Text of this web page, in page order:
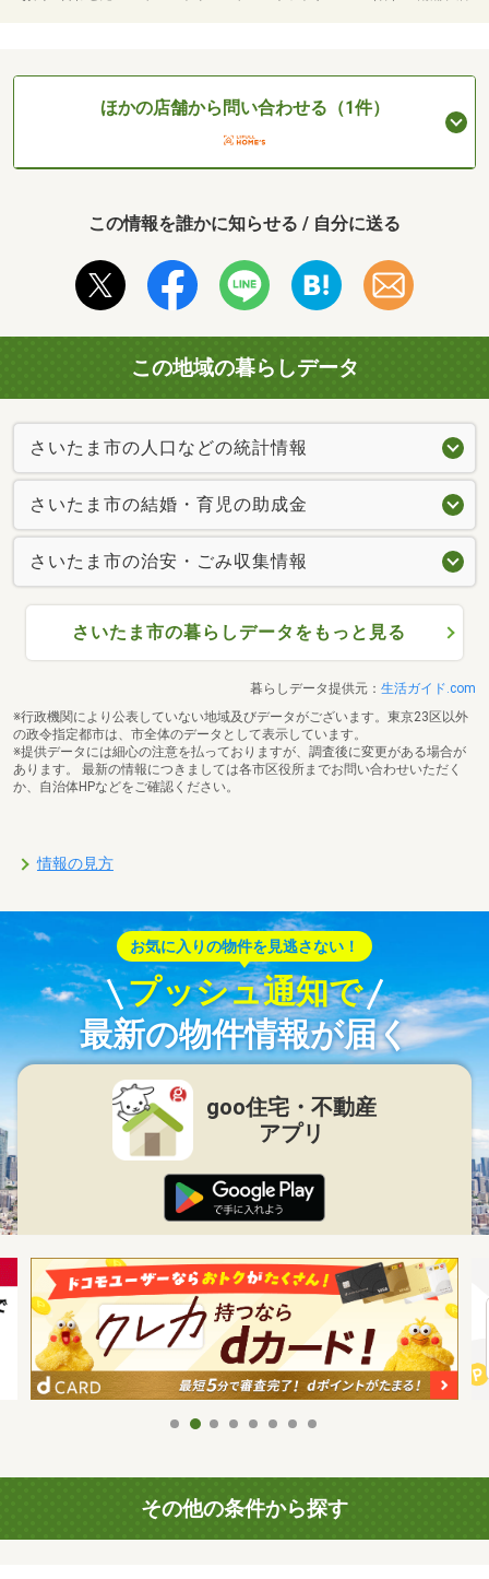
ほかの店舗から問い合わせる（1件）
この情報を誰かに知らせる / 自分に送る
この地域の暮らしデータ
さいたま市の人口などの統計情報
さいたま市の結婚・育児の助成金
さいたま市の治安・ごみ収集情報
さいたま市の暮らしデータをもっと見る
暮らしデータ提供元： 生活ガイド.com
※行政機関により公表していない地域及びデータがございます。東京23区以外
の政令指定都市は、市全体のデータとして表示しています。
※提供データには細心の注意を払っておりますが、調査後に変更がある場合が
あります。 最新の情報につきましては各市区役所までお問い合わせいただく
か、自治体HPなどをご確認ください。
情報の見方
お気に入りの物件を見逃さない！
プッシュ通知で
最新の物件情報が届く
goo住宅・不動産
アプリ
その他の条件から探す